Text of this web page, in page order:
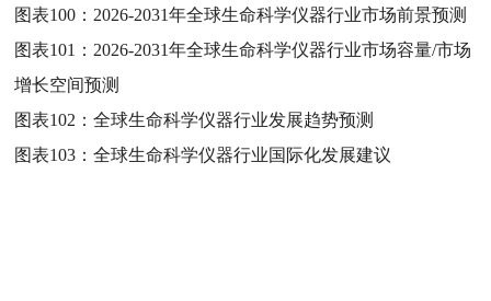
图表100： 2026-2031年全球生命科学仪器行业市场前景预测
图表101： 2026-2031年全球生命科学仪器行业市场容量/市场
增长空间预测
图表102：全球生命科学仪器行业发展趋势预测
图表103：全球生命科学仪器行业国际化发展建议